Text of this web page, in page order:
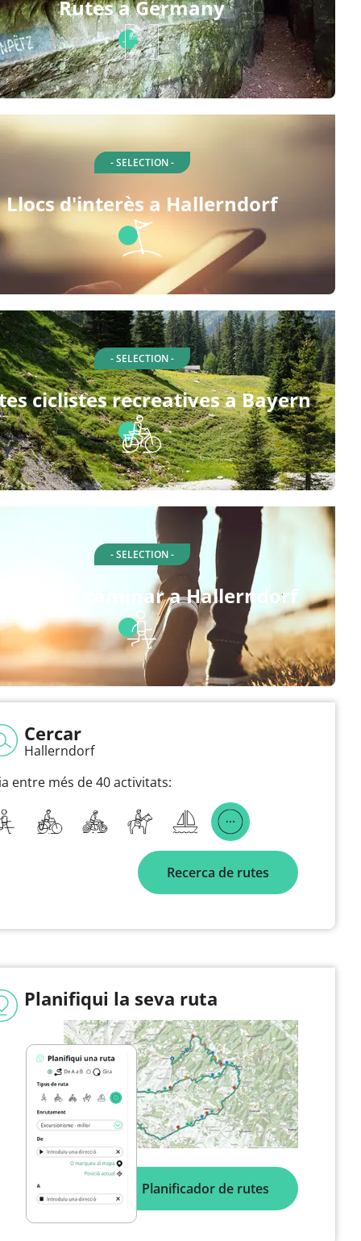
Rutes a Germany
- SELECTION -
Llocs d'interès a Hallerndorf
- SELECTION -
ciclistes recreatives a Bayern
- SELECTION -
per caminar a Hallerndorf
Cercar
Hallerndorf
entre més de 40 activitats:
Recerca de rutes
Planifiqui la seva ruta
Planificador de rutes